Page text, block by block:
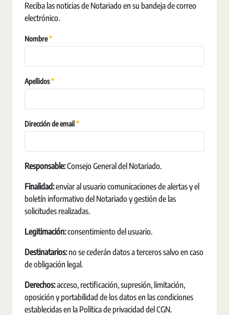
Reciba las noticias de Notariado en su bandeja de correo
electrónico.
Nombre Erforderlich
Apellidos Erforderlich
Dirección de email Erforderlich
Responsable:Consejo General del Notariado.
Finalidad:enviar al usuario comunicaciones de alertas y el
boletín informativo del Notariado y gestión de las
solicitudes realizadas.
Legitimación:consentimiento del usuario.
Destinatarios:no se cederán datos a terceros salvo en caso
de obligación legal.
Derechos:acceso, rectificación, supresión, limitación,
oposición y portabilidad de los datos en las condiciones
establecidas en la Política de privacidad del CGN.